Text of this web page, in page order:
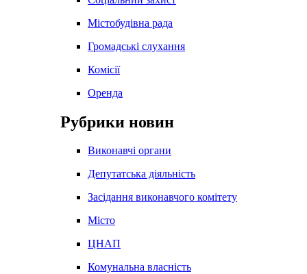
Містобудівна рада
Громадські слухання
Комісії
Оренда
Рубрики новин
Виконавчі органи
Депутатська діяльність
Засідання виконавчого комітету
Місто
ЦНАП
Комунальна власність